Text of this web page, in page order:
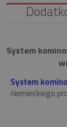
System
System
niemieckiego